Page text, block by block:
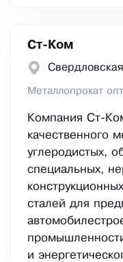
Ст-Ком
Металлопрокат
Компания Ст-
качественного
углеродистых,
специальных,
сталей для
и